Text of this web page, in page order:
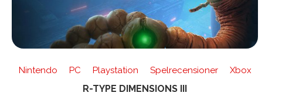
Nintendo PC Playstation Spelrecensioner Xbox
R-TYPE DIMENSIONS III